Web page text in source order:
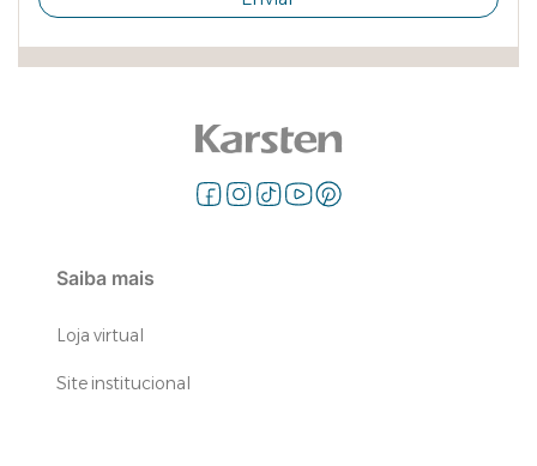
Saiba mais
Loja virtual
Site institucional